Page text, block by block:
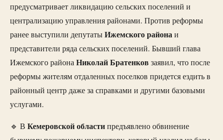
предусматривает ликвидацию сельских поселений и
централизацию управления районами. Против реформы
ранее выступили депутатыИжемского районаи
представители ряда сельских поселений. Бывший глава
Ижемского районаНиколай Братенков заявил, что после
реформы жителям отдаленных поселков придется ездить в
районный центр даже за справками и другими базовыми
услугами.
🔹 В Кемеровской областипредъявлено обвинение